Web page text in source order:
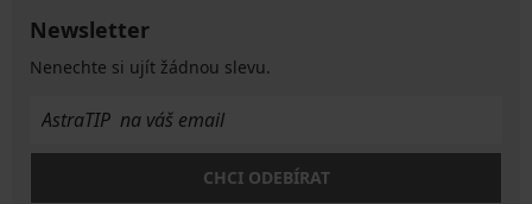
Newsletter
Nenechte si ujít žádnou slevu.
CHCI ODEBÍRAT